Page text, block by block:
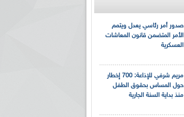
صدور أمر رئاسي يعدل ويتمم
الأمر المتضمن قانون المعاشات
العسكرية
مريم شرفي للإذاعة: 700 إخطار
حول المساس بحقوق الطفل
منذ بداية السنة الجارية